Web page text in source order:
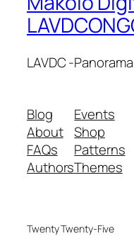
LAVDC -
Blog
About
FAQs
Authors
Events
Shop
Patterns
Themes
Twenty Twenty-Five